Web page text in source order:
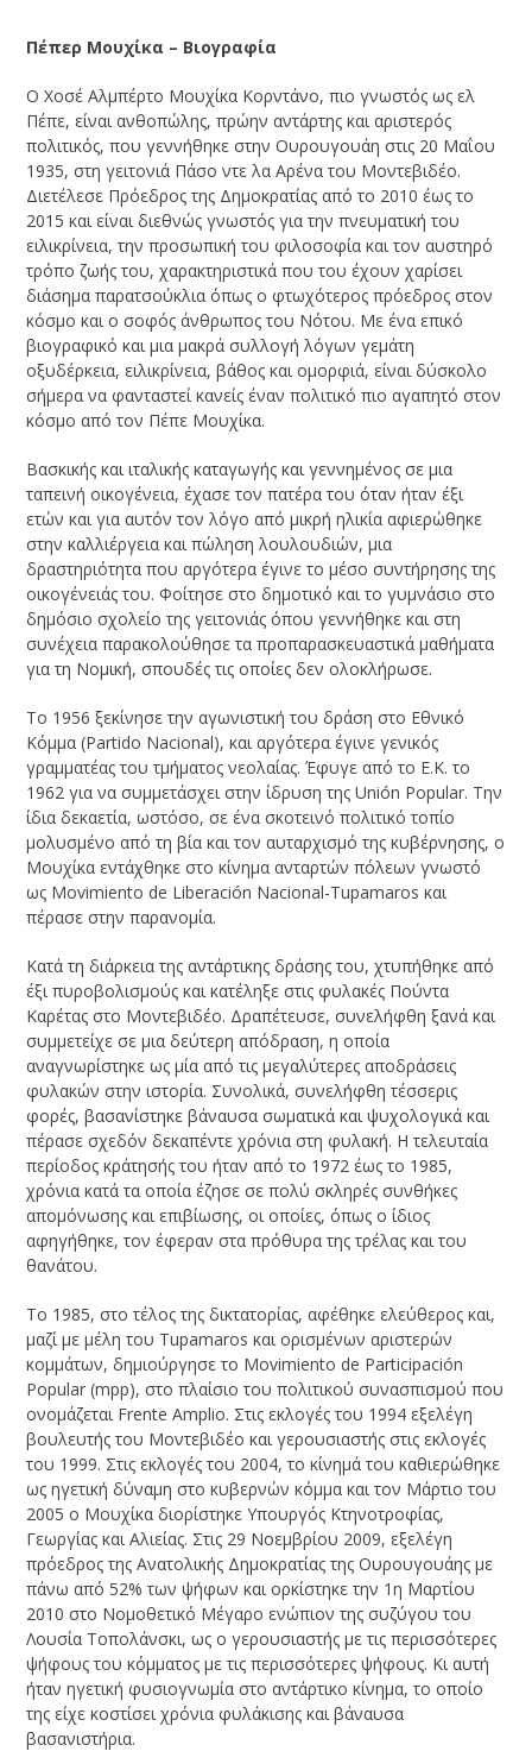
Πέπερ Μουχίκα – Βιογραφία
Ο Χοσέ Αλμπέρτο Μουχίκα Κορντάνο, πιο γνωστός ως ελ
Πέπε, είναι ανθοπώλης, πρώην αντάρτης και αριστερός
πολιτικός, που γεννήθηκε στην Ουρουγουάη στις 20 Μαΐου
1935, στη γειτονιά Πάσο ντε λα Αρένα του Μοντεβιδέο.
Διετέλεσε Πρόεδρος της Δημοκρατίας από το 2010 έως το
2015 και είναι διεθνώς γνωστός για την πνευματική του
ειλικρίνεια, την προσωπική του φιλοσοφία και τον αυστηρό
τρόπο ζωής του, χαρακτηριστικά που του έχουν χαρίσει
διάσημα παρατσούκλια όπως ο φτωχότερος πρόεδρος στον
κόσμο και ο σοφός άνθρωπος του Νότου. Με ένα επικό
βιογραφικό και μια μακρά συλλογή λόγων γεμάτη
οξυδέρκεια, ειλικρίνεια, βάθος και ομορφιά, είναι δύσκολο
σήμερα να φανταστεί κανείς έναν πολιτικό πιο αγαπητό στον
κόσμο από τον Πέπε Μουχίκα.
Βασκικής και ιταλικής καταγωγής και γεννημένος σε μια
ταπεινή οικογένεια, έχασε τον πατέρα του όταν ήταν έξι
ετών και για αυτόν τον λόγο από μικρή ηλικία αφιερώθηκε
στην καλλιέργεια και πώληση λουλουδιών, μια
δραστηριότητα που αργότερα έγινε το μέσο συντήρησης της
οικογένειάς του. Φοίτησε στο δημοτικό και το γυμνάσιο στο
δημόσιο σχολείο της γειτονιάς όπου γεννήθηκε και στη
συνέχεια παρακολούθησε τα προπαρασκευαστικά μαθήματα
για τη Νομική, σπουδές τις οποίες δεν ολοκλήρωσε.
Το 1956 ξεκίνησε την αγωνιστική του δράση στο Εθνικό
Κόμμα (Partido Nacional), και αργότερα έγινε γενικός
γραμματέας του τμήματος νεολαίας. Έφυγε από το Ε.Κ. το
1962 για να συμμετάσχει στην ίδρυση της Unión Popular. Την
ίδια δεκαετία, ωστόσο, σε ένα σκοτεινό πολιτικό τοπίο
μολυσμένο από τη βία και τον αυταρχισμό της κυβέρνησης, ο
Μουχίκα εντάχθηκε στο κίνημα ανταρτών πόλεων γνωστό
ως Movimiento de Liberación Nacional-Tupamaros και
πέρασε στην παρανομία.
Κατά τη διάρκεια της αντάρτικης δράσης του, χτυπήθηκε από
έξι πυροβολισμούς και κατέληξε στις φυλακές Πούντα
Καρέτας στο Μοντεβιδέο. Δραπέτευσε, συνελήφθη ξανά και
συμμετείχε σε μια δεύτερη απόδραση, η οποία
αναγνωρίστηκε ως μία από τις μεγαλύτερες αποδράσεις
φυλακών στην ιστορία. Συνολικά, συνελήφθη τέσσερις
φορές, βασανίστηκε βάναυσα σωματικά και ψυχολογικά και
πέρασε σχεδόν δεκαπέντε χρόνια στη φυλακή. Η τελευταία
περίοδος κράτησής του ήταν από το 1972 έως το 1985,
χρόνια κατά τα οποία έζησε σε πολύ σκληρές συνθήκες
απομόνωσης και επιβίωσης, οι οποίες, όπως ο ίδιος
αφηγήθηκε, τον έφεραν στα πρόθυρα της τρέλας και του
θανάτου.
Το 1985, στο τέλος της δικτατορίας, αφέθηκε ελεύθερος και,
μαζί με μέλη του Tupamaros και ορισμένων αριστερών
κομμάτων, δημιούργησε το Movimiento de Participación
Popular (mpp), στο πλαίσιο του πολιτικού συνασπισμού που
ονομάζεται Frente Amplio. Στις εκλογές του 1994 εξελέγη
βουλευτής του Μοντεβιδέο και γερουσιαστής στις εκλογές
του 1999. Στις εκλογές του 2004, το κίνημά του καθιερώθηκε
ως ηγετική δύναμη στο κυβερνών κόμμα και τον Μάρτιο του
2005 ο Μουχίκα διορίστηκε Υπουργός Κτηνοτροφίας,
Γεωργίας και Αλιείας. Στις 29 Νοεμβρίου 2009, εξελέγη
πρόεδρος της Ανατολικής Δημοκρατίας της Ουρουγουάης με
πάνω από 52% των ψήφων και ορκίστηκε την 1η Μαρτίου
2010 στο Νομοθετικό Μέγαρο ενώπιον της συζύγου του
Λουσία Τοπολάνσκι, ως ο γερουσιαστής με τις περισσότερες
ψήφους του κόμματος με τις περισσότερες ψήφους. Κι αυτή
ήταν ηγετική φυσιογνωμία στο αντάρτικο κίνημα, το οποίο
της είχε κοστίσει χρόνια φυλάκισης και βάναυσα
βασανιστήρια.